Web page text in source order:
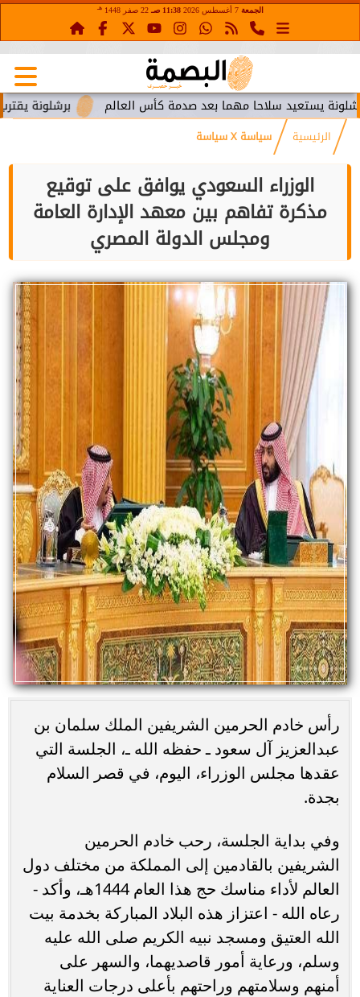
الجمعة 7 أغسطس 2026 11:38 صـ 22 صفر 1448 هـ
برشلونة يقترب من سلاحا مهما بعد صدمة كأس العالم
الرئيسية سياسة X سياسة
الوزراء السعودي يوافق على توقيع
مذكرة تفاهم بين معهد الإدارة العامة
ومجلس الدولة المصري
رأس خادم الحرمين الشريفين الملك سلمان بن
عبدالعزيز آل سعود ـ حفظه الله ـ، الجلسة التي
عقدها مجلس الوزراء، اليوم، في قصر السلام
بجدة.
وفي بداية الجلسة، رحب خادم الحرمين
الشريفين بالقادمين إلى المملكة من مختلف دول
العالم لأداء مناسك حج هذا العام 1444هـ، وأكد -
رعاه الله - اعتزاز هذه البلاد المباركة بخدمة بيت
الله العتيق ومسجد نبيه الكريم صلى الله عليه
وسلم، ورعاية أمور قاصديهما، والسهر على
أمنهم وسلامتهم وراحتهم بأعلى درجات العناية